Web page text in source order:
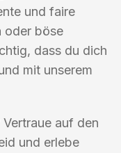
und faire
oder böse
dass du dich
mit unserem
auf den
und erlebe